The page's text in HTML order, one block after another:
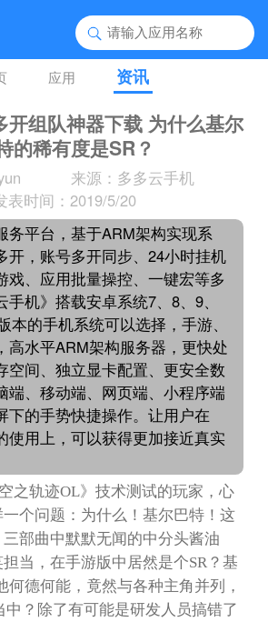
应用 资讯
开组队神器下载 为什么基尔
的稀有度是SR？
来源：多多云手机
表时间：2019/5/20
务平台，基于ARM架构实现系
开，账号多开同步、24小时挂机
戏、应用批量操控、一键宏等多
机》搭载安卓系统7、8、9、
本的手机系统可以选择，手游、
高水平ARM架构服务器，更快处
空间、独立显卡配置、更安全数
端、移动端、网页端、小程序端
下的手势快捷操作。让用户在
使用上，可以获得更加接近真实
之轨迹OL》技术测试的玩家，心
个问题：为什么！基尔巴特！这
部曲中默默无闻的中分头酱油
当，在手游版中居然是个SR？基
何德何能，竟然与各种主角并列，
中？除了有可能是研发人员搞错了